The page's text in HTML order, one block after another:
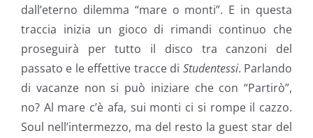
dall’eterno dilemma “mare o monti”. E in questa
traccia inizia un gioco di rimandi continuo che
proseguirà per tutto il disco tra canzoni del
passato e le effettive tracce di Studentessi. Parlando
di vacanze non si può iniziare che con “Partirò”,
no? Al mare c’è afa, sui monti ci si rompe il cazzo.
Soul nell’intermezzo, ma del resto la guest star del